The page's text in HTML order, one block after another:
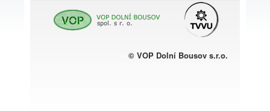
© VOP Dolní Bousov s.r.o.